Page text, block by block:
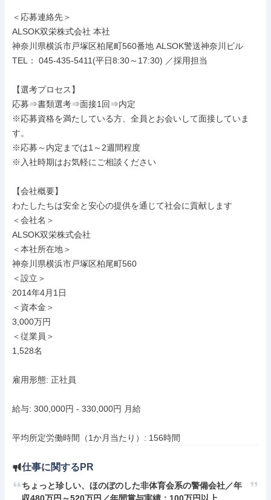
＜応募連絡先＞
ALSOK双栄株式会社 本社
神奈川県横浜市戸塚区柏尾町560番地 ALSOK警送神奈川ビル
TEL： 045-435-5411(平日8:30～17:30) ／採用担当
【選考プロセス】
応募⇒書類選考⇒面接1回⇒内定
※応募資格を満たしている方、全員とお会いして面接していま
す。
※応募～内定までは1～2週間程度
※入社時期はお気軽にご相談ください
【会社概要】
わたしたちは安全と安心の提供を通じて社会に貢献します
＜会社名＞
ALSOK双栄株式会社
＜本社所在地＞
神奈川県横浜市戸塚区柏尾町560
＜設立＞
2014年4月1日
＜資本金＞
3,000万円
＜従業員＞
1,528名
雇用形態: 正社員
給与: 300,000円 - 330,000円 月給
平均所定労働時間（1か月当たり）: 156時間
仕事に関するPR
ちょっと珍しい、ほのぼのした非体育会系の警備会社／年